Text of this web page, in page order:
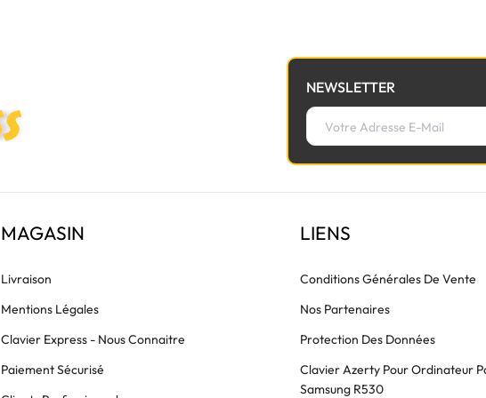
NEWSLETTER
MAGASIN
Livraison
Mentions Légales
Clavier Express - Nous Connaitre
Paiement Sécurisé
LIENS
Conditions Générales De Vente
Nos Partenaires
Protection Des Données
Clavier Azerty Pour Ordinateur
Samsung R530